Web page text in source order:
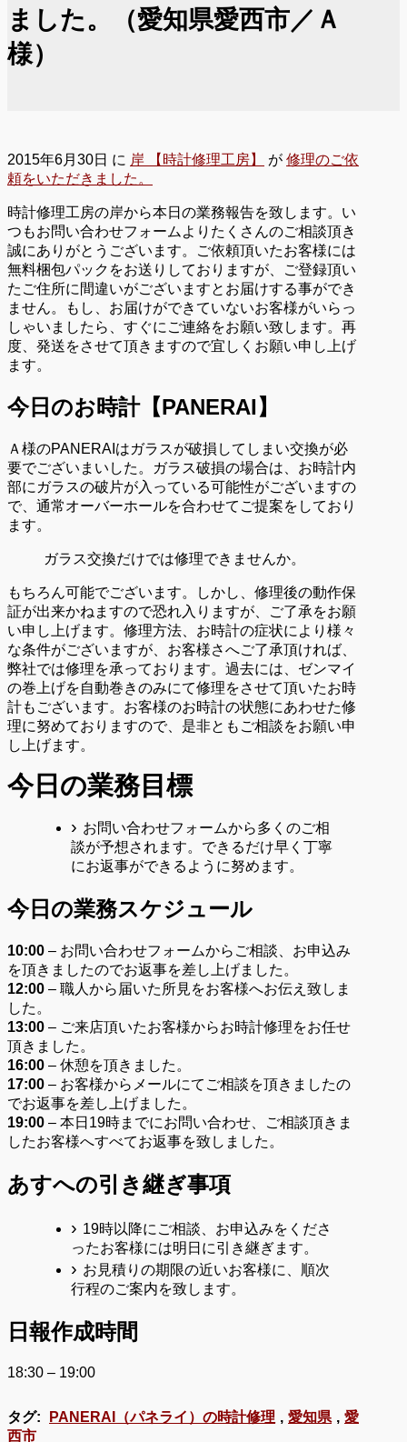
ました。（愛知県愛西市／Ａ
様）
2015年6月30日 に 岸 【時計修理工房】 が 修理のご依
頼をいただきました。
時計修理工房の岸から本日の業務報告を致します。い
つもお問い合わせフォームよりたくさんのご相談頂き
誠にありがとうございます。ご依頼頂いたお客様には
無料梱包パックをお送りしておりますが、ご登録頂い
たご住所に間違いがございますとお届けする事ができ
ません。もし、お届けができていないお客様がいらっ
しゃいましたら、すぐにご連絡をお願い致します。再
度、発送をさせて頂きますので宜しくお願い申し上げ
ます。
今日のお時計【PANERAI】
Ａ様のPANERAIはガラスが破損してしまい交換が必
要でございまいした。ガラス破損の場合は、お時計内
部にガラスの破片が入っている可能性がございますの
で、通常オーバーホールを合わせてご提案をしており
ます。
ガラス交換だけでは修理できませんか。
もちろん可能でございます。しかし、修理後の動作保
証が出来かねますので恐れ入りますが、ご了承をお願
い申し上げます。修理方法、お時計の症状により様々
な条件がございますが、お客様さへご了承頂ければ、
弊社では修理を承っております。過去には、ゼンマイ
の巻上げを自動巻きのみにて修理をさせて頂いたお時
計もございます。お客様のお時計の状態にあわせた修
理に努めておりますので、是非ともご相談をお願い申
し上げます。
今日の業務目標
お問い合わせフォームから多くのご相
談が予想されます。できるだけ早く丁寧
にお返事ができるように努めます。
今日の業務スケジュール
10:00 – お問い合わせフォームからご相談、お申込み
を頂きましたのでお返事を差し上げました。
12:00 – 職人から届いた所見をお客様へお伝え致しま
した。
13:00 – ご来店頂いたお客様からお時計修理をお任せ
頂きました。
16:00 – 休憩を頂きました。
17:00 – お客様からメールにてご相談を頂きましたの
でお返事を差し上げました。
19:00 – 本日19時までにお問い合わせ、ご相談頂きま
したお客様へすべてお返事を致しました。
あすへの引き継ぎ事項
19時以降にご相談、お申込みをくださ
ったお客様には明日に引き継ぎます。
お見積りの期限の近いお客様に、順次
行程のご案内を致します。
日報作成時間
18:30 – 19:00
タグ: PANERAI（パネライ）の時計修理 , 愛知県 , 愛
西市